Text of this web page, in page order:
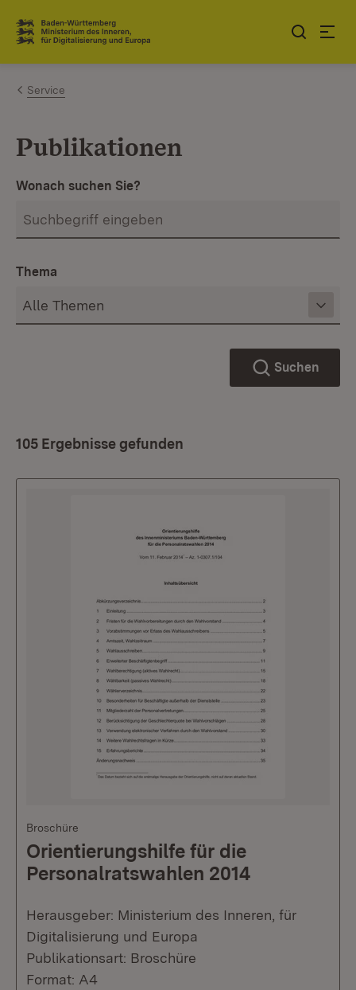
Zum Inhalt springen
Link zur Startseite
Service
Publikationen
Wonach suchen Sie?
Thema
Suchen
105 Ergebnisse gefunden
Broschüre
Orientierungshilfe für die
Personalratswahlen 2014
Herausgeber: Ministerium des Inneren, für
Digitalisierung und Europa
Publikationsart: Broschüre
Format: A4